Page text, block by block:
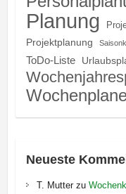
Planung
Projektplanung
ToDo-Liste
Neueste
T. Mutterzu